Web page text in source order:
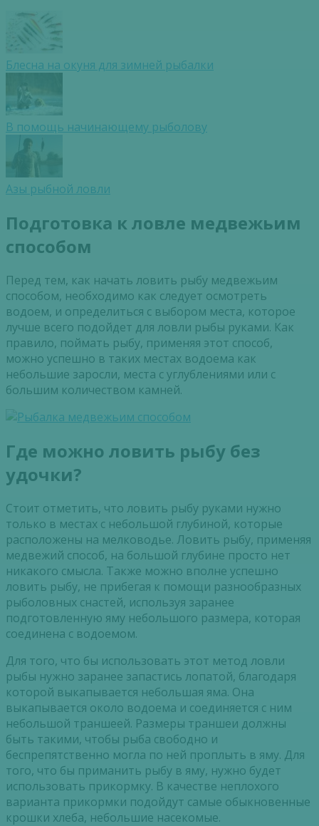
Блесна на окуня для зимней рыбалки
В помощь начинающему рыболову
Азы рыбной ловли
Подготовка к ловле медвежьим
способом
Перед тем, как начать ловить рыбу медвежьим
способом, необходимо как следует осмотреть
водоем, и определиться с выбором места, которое
лучше всего подойдет для ловли рыбы руками. Как
правило, поймать рыбу, применяя этот способ,
можно успешно в таких местах водоема как
небольшие заросли, места с углублениями или с
большим количеством камней.
Где можно ловить рыбу без
удочки?
Стоит отметить, что ловить рыбу руками нужно
только в местах с небольшой глубиной, которые
расположены на мелководье. Ловить рыбу, применяя
медвежий способ, на большой глубине просто нет
никакого смысла. Также можно вполне успешно
ловить рыбу, не прибегая к помощи разнообразных
рыболовных снастей, используя заранее
подготовленную яму небольшого размера, которая
соединена с водоемом.
Для того, что бы использовать этот метод ловли
рыбы нужно заранее запастись лопатой, благодаря
которой выкапывается небольшая яма. Она
выкапывается около водоема и соединяется с ним
небольшой траншеей. Размеры траншеи должны
быть такими, чтобы рыба свободно и
беспрепятственно могла по ней проплыть в яму. Для
того, что бы приманить рыбу в яму, нужно будет
использовать прикормку. В качестве неплохого
варианта прикормки подойдут самые обыкновенные
крошки хлеба, небольшие насекомые.